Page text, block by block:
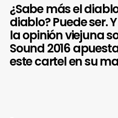
¿Sabe más el
diablo? Puede ser.
la opinión viejuna
Sound 2016
este cartel en su